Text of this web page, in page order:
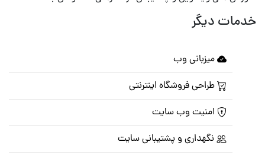
خدمات دیگر
میزبانی وب
طراحی فروشگاه اینترنتی
امنیت وب سایت
نگهداری و پشتیبانی سایت